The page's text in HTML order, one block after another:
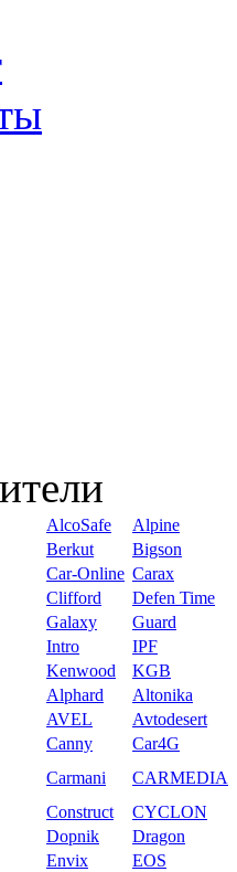
AlcoSafe
Alpine
Berkut
Bigson
Car-Online Carax
Clifford
Defen Time
Galaxy
Guard
Intro
IPF
Kenwood
KGB
Alphard
Altonika
AVEL
Avtodesert
Canny
Car4G
Carmani
CARMEDIA
Construct
CYCLON
Dopnik
Dragon
Envix
EOS